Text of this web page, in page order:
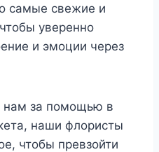
самые свежие и
уверенно
и эмоции через
нам за помощью в
наши флористы
чтобы превзойти